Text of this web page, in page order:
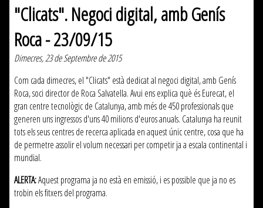
"Clicats". Negoci digital, amb Genís
Roca - 23/09/15
Dimecres, 23 de Septembre de 2015
Com cada dimecres, el "Clicats" està dedicat al negoci digital, amb Genís
Roca, soci director de Roca Salvatella. Avui ens explica què és Eurecat, el
gran centre tecnològic de Catalunya, amb més de 450 professionals que
generen uns ingressos d'uns 40 milions d'euros anuals. Catalunya ha reunit
tots els seus centres de recerca aplicada en aquest únic centre, cosa que ha
de permetre assolir el volum necessari per competir ja a escala continental i
mundial.
ALERTA:Aquest programa ja no està en emissió, i es possible que ja no es
trobin els fitxers del programa.